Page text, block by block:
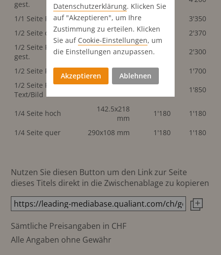
gest.
1/1 Seite PR 290x440 mm
3'350
1/2 Seite quer
290x218 mm 2'370
2'370
1/2 Seite PR red.
gest.
290x218 mm 2'300 2'300
1/2 Seite PR quer 290x218 mm 1'700
1'700
1/2 Seite PR
Text/Bild
1'850
1/4 Seite hoch
142.5x218
mm
1'180 1'180
1/4 Seite quer 290x108 mm 1'180 1'180
Nutzen Sie diesen Button um den Link zur Seite
dieses Titels direkt in die Zwischenablage zu kopieren
Sämtliche Preisangaben in CHF
Alle Angaben ohne Gewähr
Datenschutz­erklärung. Klicken Sie
auf "Akzeptieren", um Ihre
Zustimmung zu erteilen. Klicken
Sie auf Cookie-Einstellungen, um
die Einstellungen anzupassen.
Akzeptieren Ablehnen